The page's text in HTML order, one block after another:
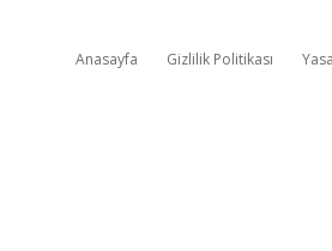
Anasayfa Gizlilik Politikası